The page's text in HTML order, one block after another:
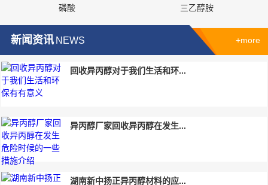
磷酸 三乙醇胺
新闻资讯 NEWS +more
回收异丙醇对于我们生活和环...
异丙醇厂家回收异丙醇在发生...
湖南新中扬正异丙醇材料的应...